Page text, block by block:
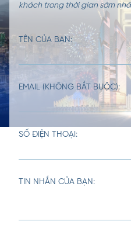
khách trong thời gian sớm
TÊN CỦA BẠN:
EMAIL (KHÔNG BẮT BUỘC):
SỐ ĐIỆN THOẠI:
TIN NHẮN CỦA BẠN: